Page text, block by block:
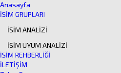
Anasayfa
İSİM GRUPLARI
İSİM ANALİZİ
İSİM UYUM ANALİZİ
İSİM REHBERLİĞİ
İLETİŞİM